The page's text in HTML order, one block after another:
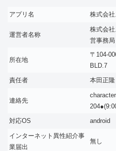
アプリ名 株式会
運営者名称
株式会
営事務局
所在地
〒104-
BLD.7
責任者
本田正隆
連絡先
対応OS
android
インターネット異性紹介事
業届出
無し